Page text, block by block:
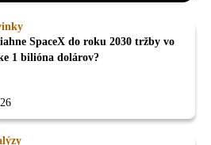
SpaceX do roku 2030 tržby vo
1 bilióna dolárov?